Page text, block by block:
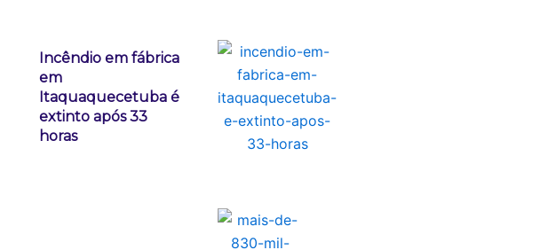
Incêndio em fábrica
em
Itaquaquecetuba é
extinto após 33
horas